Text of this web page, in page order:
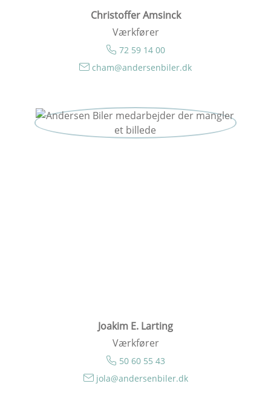
Christoffer Amsinck
Værkfører
72 59 14 00
cham@andersenbiler.dk
Joakim E. Larting
Værkfører
50 60 55 43
jola@andersenbiler.dk